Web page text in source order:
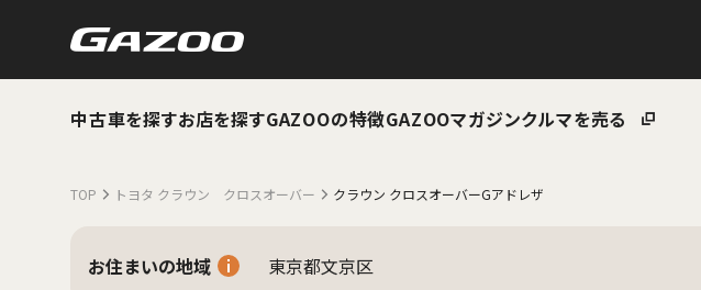
中古車を探すお店を探すGAZOOの特徴GAZOOマガジンクルマを売る
TOP トヨタ クラウン クロスオーバー クラウン クロスオーバーGアドレザ
お住まいの地域 東京都文京区